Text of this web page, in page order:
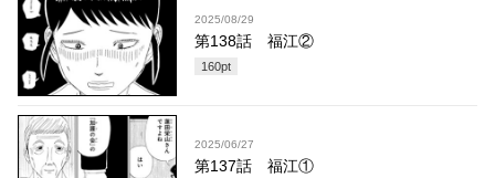
2025/08/29
第138話 福江②
160pt
2025/06/27
第137話 福江①